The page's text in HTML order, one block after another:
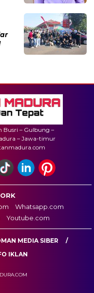
Busri – Gulbung –
– Jawa-timur
Whatsapp.com
Youtube.com
MEDIA SIBER
IKLAN